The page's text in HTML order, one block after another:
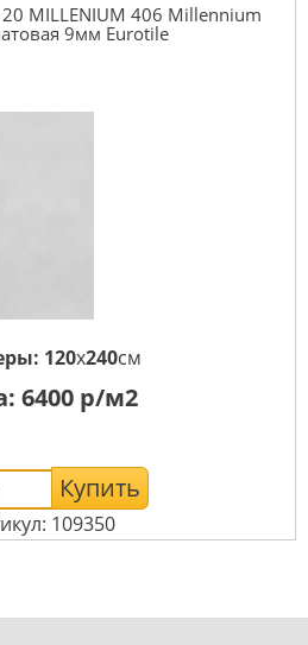
MILLENIUM 406 Millennium
9мм Eurotile
120x240см
6400 р/м2
Купить
109350